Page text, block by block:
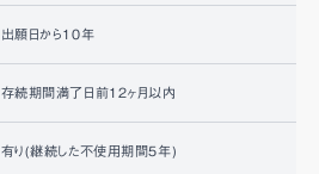
出願日から10年
存続期間満了日前12ヶ月以内
有り(継続した不使用期間5年)